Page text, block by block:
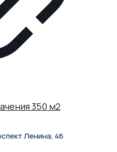
350 м2
Ленина, 46